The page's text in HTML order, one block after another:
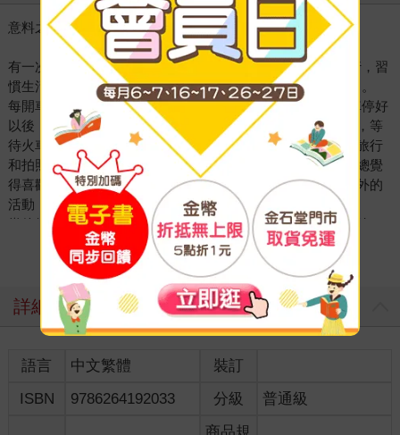
意料之外的旅行 親子作家 神老師&神媽咪（ 沈雅琪）
有一次我與工程師帶Vocal和神媽媽一起到花蓮、梨山去旅行，習
慣生活步調快速的我，跟Vocal一起出門去旅行，真是快瘋了。
每開車一小段，Vocal就會驚呼：「這裡好美！！」我們把車停好
以後，他就扛著單眼相機下車，開始找他滿意的角度、光線，等
待火車經過，等待飛鳥以最優雅的方式入鏡。他是真的喜歡旅行
和拍照這件事，真是完全顛覆了我對電競玩家的想法，以前總覺
得喜歡打電競的孩子會整天窩在家裡，他卻同時這麼喜愛戶外的
活動，熱愛生命和大自然。
當他告訴我們想帶媽媽去歐洲旅行時，我們都覺得媽媽一定第一
時間就會婉拒他。因為這麼多年來，媽媽的工作、家務忙碌，就
連我們想帶她去外地兩天一夜，她也常常擔心工作而無法跟我們
出遊，長期為家庭的經濟操勞，從來捨不得在自己的身上多花
錢。
沒想到媽媽竟然一口答應！第一次跟弟弟出國去玩，就玩了三十
耳其看遍地的貓咪、搭了馴鹿雪橇、到德國去看姊姊、到義大利
這輩子竟然能有這麼棒的一段旅行。
看更多
詳細資料
語言 中文繁體
裝訂
ISBN
9786264192033 分級 普通級